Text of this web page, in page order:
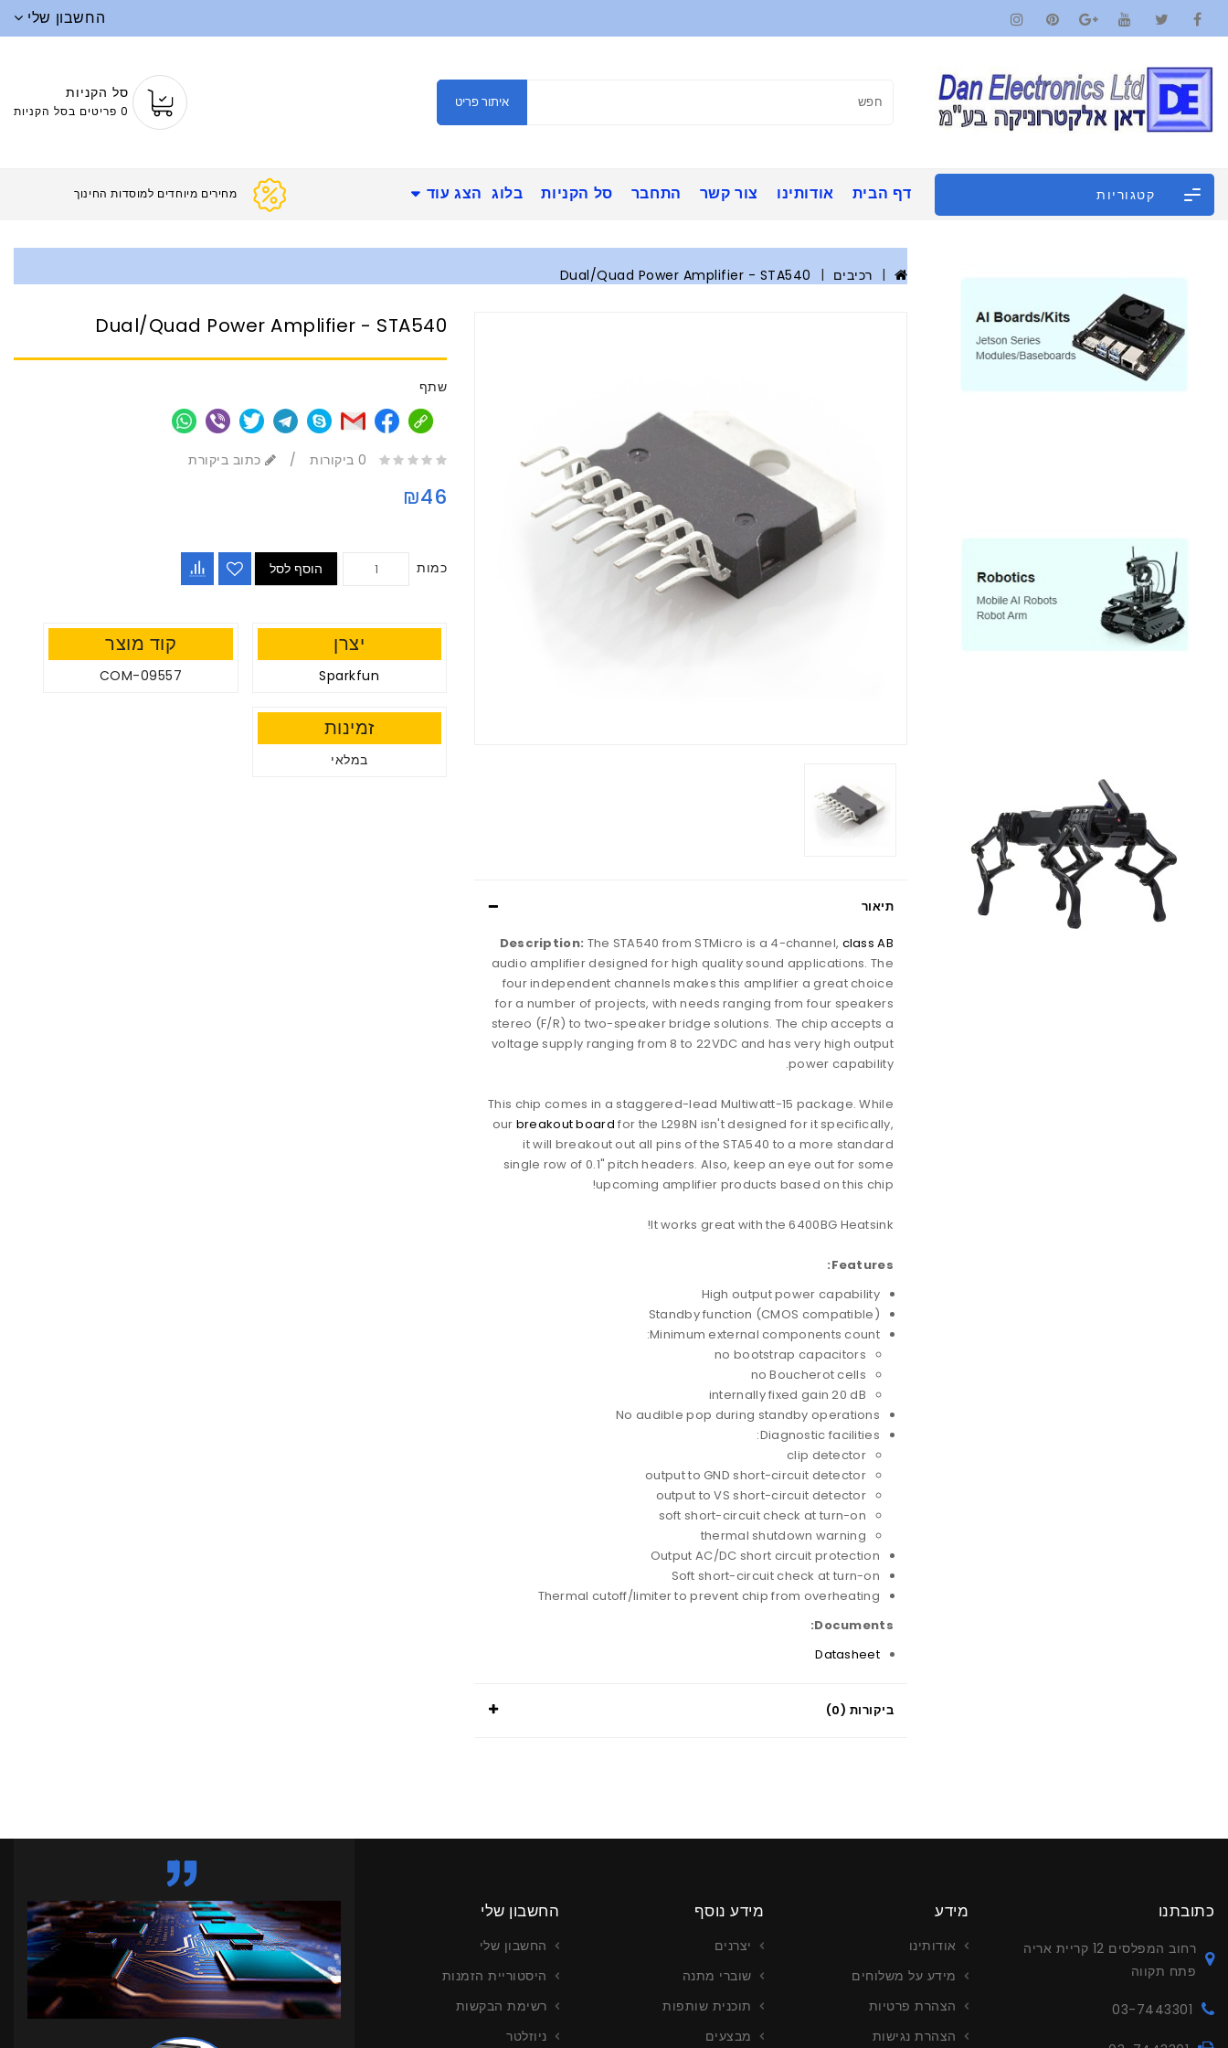
החשבון שלי
איתור פריט
סל הקניות
0 פריטים בסל הקניות
קטגוריות דף הבית אודותינו צור קשר התחבר סל הקניות בלוג הצג עוד מחירים מיוחדים למוסדות החינ
רכיבים Dual/Quad Power Amplifier - STA540
תיאור
Description: The STA540 from STMicro is a 4-channel, class AB
audio amplifier designed for high quality sound applications. The
four independent channels makes this amplifier a great choice
for a number of projects, with needs ranging from four speakers
stereo (F/R) to two-speaker bridge solutions. The chip accepts a
voltage supply ranging from 8 to 22VDC and has very high output
power capability.
This chip comes in a staggered-lead Multiwatt-15 package. While
our breakout board for the L298N isn't designed for it specifically,
it will breakout out all pins of the STA540 to a more standard
single row of 0.1" pitch headers. Also, keep an eye out for some
upcoming amplifier products based on this chip!
It works great with the 6400BG Heatsink!
Features:
High output power capability
Standby function (CMOS compatible)
Minimum external components count:
no bootstrap capacitors
no Boucherot cells
internally fixed gain 20 dB
No audible pop during standby operations
Diagnostic facilities:
clip detector
output to GND short-circuit detector
output to VS short-circuit detector
soft short-circuit check at turn-on
thermal shutdown warning
Output AC/DC short circuit protection
Soft short-circuit check at turn-on
Thermal cutoff/limiter to prevent chip from overheating
Documents:
Datasheet
ביקורות (0)
Dual/Quad Power Amplifier - STA540
שתף
0 ביקורות / כתוב ביקורת
₪46
כמות הוסף לסל
יצרן
Sparkfun
קוד מוצר
COM-09557
זמינות
במלאי
כתובתנו
רחוב המפלסים 12 קריית אריה
פתח תקווה
03-7443301
מידע
אודותינו
מידע על משלוחים
הצהרת פרטיות
הצהרת נגישות
מידע נוסף
יצרנים
שוברי מתנה
תוכנית שותפות
מבצעים
החשבון שלי
החשבון שלי
היסטוריית הזמנות
רשימת הבקשות
ניוזלטר